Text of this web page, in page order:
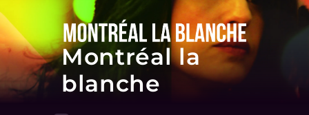
Montréal la
blanche